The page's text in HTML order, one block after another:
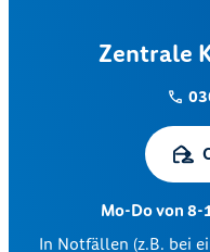
Zentrale
Mo-Do von 8-
In Notfällen (z.B. bei